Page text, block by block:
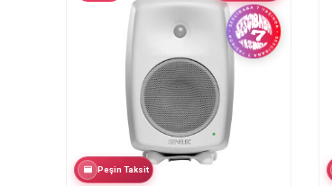
Peşin Taksit